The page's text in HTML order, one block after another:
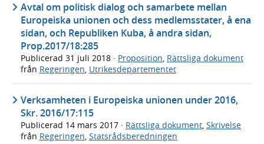
Avtal om politisk dialog och samarbete mellan
Europeiska unionen och dess medlemsstater, å ena
sidan, och Republiken Kuba, å andra sidan,
Prop.2017/18:285
Publicerad 31 juli 2018 · Proposition, Rättsliga dokument
från Regeringen, Utrikesdepartementet
Verksamheten i Europeiska unionen under 2016,
Skr. 2016/17:115
Publicerad 14 mars 2017 · Rättsliga dokument, Skrivelse
från Regeringen, Statsrådsberedningen